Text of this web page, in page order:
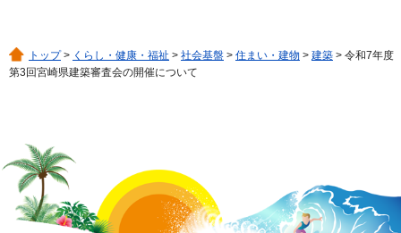
トップ> くらし・健康・福祉 > 社会基盤 > 住まい・建物 > 建築 > 令和7年度
第3回宮崎県建築審査会の開催について